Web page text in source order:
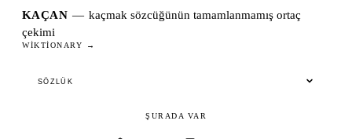
KAÇAN — kaçmak sözcüğünün tamamlanmamış ortaç
çekimi
WIKTIONARY →
SÖZLÜK
ŞURADA VAR